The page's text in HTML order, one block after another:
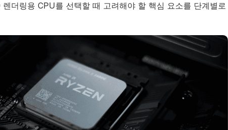
더링용 CPU를 선택할 때 고려해야 할 핵심 요소를 단계별로